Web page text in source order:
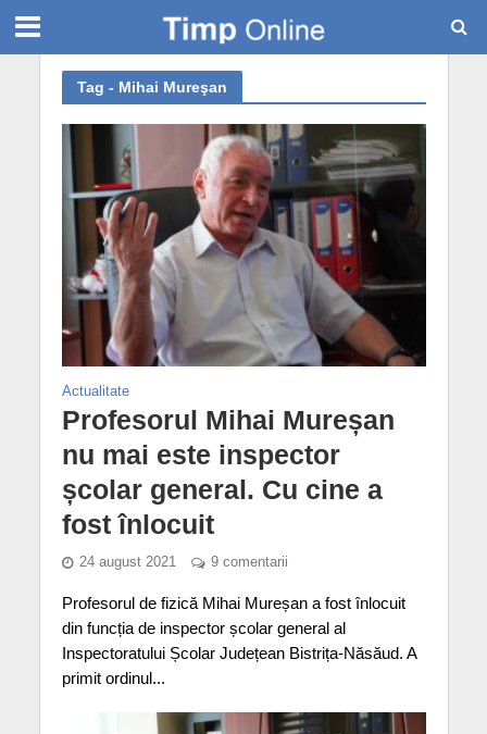
Tag - Mihai Mureşan
Actualitate
Profesorul Mihai Mureșan
nu mai este inspector
școlar general. Cu cine a
fost înlocuit
24 august 2021 9 comentarii
Profesorul de fizică Mihai Mureșan a fost înlocuit
din funcția de inspector școlar general al
Inspectoratului Școlar Județean Bistrița-Năsăud. A
primit ordinul...